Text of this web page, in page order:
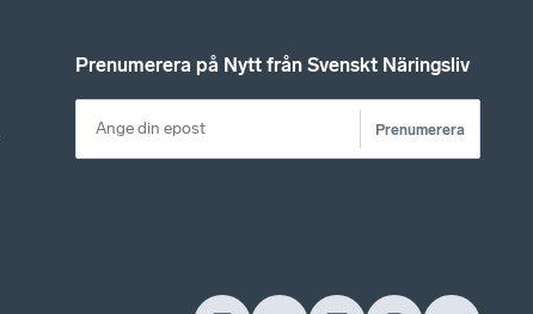
Prenumerera på Nytt från Svenskt Näringsliv
Prenumerera